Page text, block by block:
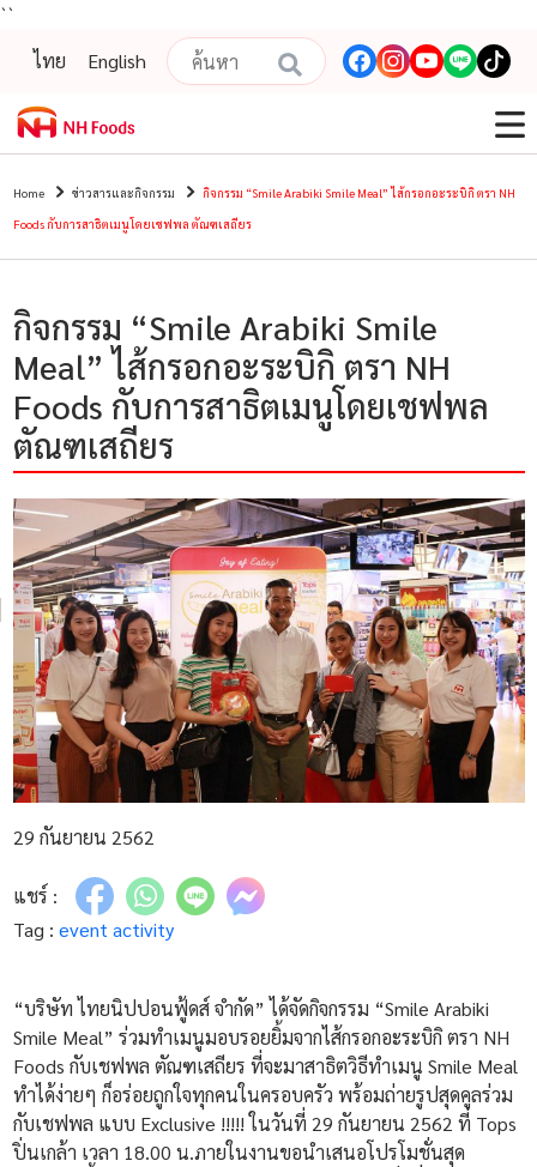
``
ไทย
English
Home ข่าวสารและกิจกรรม
กิจกรรม “Smile Arabiki Smile Meal” ไส้กรอกอะระบิกิ ตรา NH
Foods กับการสาธิตเมนูโดยเชฟพล ตัณฑเสถียร
กิจกรรม “Smile Arabiki Smile
Meal” ไส้กรอกอะระบิกิ ตรา NH
Foods กับการสาธิตเมนูโดยเชฟพล
ตัณฑเสถียร
29 กันยายน 2562
แชร์ :
Tag : event activity
“บริษัท ไทยนิปปอนฟู้ดส์ จำกัด” ได้จัดกิจกรรม “Smile Arabiki
Smile Meal” ร่วมทำเมนูมอบรอยยิ้มจากไส้กรอกอะระบิกิ ตรา NH
Foods กับเชฟพล ตัณฑเสถียร ที่จะมาสาธิตวิธีทำเมนู Smile Meal
ทำได้ง่ายๆ ก็อร่อยถูกใจทุกคนในครอบครัว พร้อมถ่ายรูปสุดคูลร่วม
กับเชฟพล แบบ Exclusive !!!!! ในวันที่ 29 กันยายน 2562 ที่ Tops
ปิ่นเกล้า เวลา 18.00 น.ภายในงานขอนำเสนอโปรโมชั่นสุด